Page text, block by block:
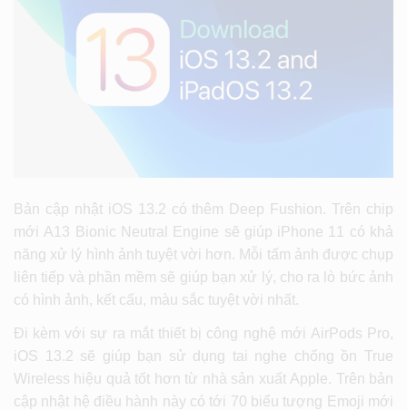
Bản cập nhật iOS 13.2 có thêm Deep Fushion. Trên chip
mới A13 Bionic Neutral Engine sẽ giúp iPhone 11 có khả
năng xử lý hình ảnh tuyệt vời hơn. Mỗi tấm ảnh được chụp
liên tiếp và phần mềm sẽ giúp bạn xử lý, cho ra lò bức ảnh
có hình ảnh, kết cấu, màu sắc tuyệt vời nhất.
Đi kèm với sự ra mắt thiết bị công nghệ mới AirPods Pro,
iOS 13.2 sẽ giúp bạn sử dụng tai nghe chống ồn True
Wireless hiệu quả tốt hơn từ nhà sản xuất Apple. Trên bản
cập nhật hệ điều hành này có tới 70 biểu tượng Emoji mới